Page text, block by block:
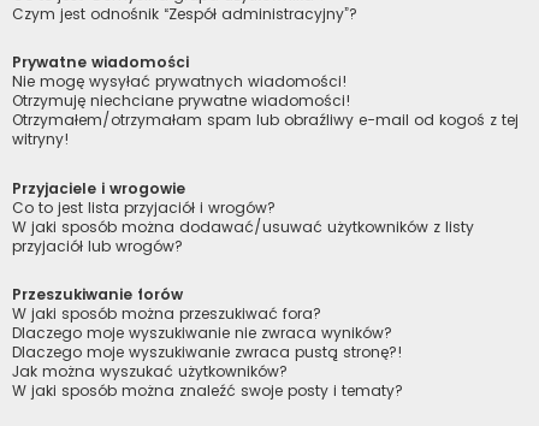
Czym jest odnośnik “Zespół administracyjny”?
Prywatne wiadomości
Nie mogę wysyłać prywatnych wiadomości!
Otrzymuję niechciane prywatne wiadomości!
Otrzymałem/otrzymałam spam lub obraźliwy e-mail od kogoś z tej
witryny!
Przyjaciele i wrogowie
Co to jest lista przyjaciół i wrogów?
W jaki sposób można dodawać/usuwać użytkowników z listy
przyjaciół lub wrogów?
Przeszukiwanie forów
W jaki sposób można przeszukiwać fora?
Dlaczego moje wyszukiwanie nie zwraca wyników?
Dlaczego moje wyszukiwanie zwraca pustą stronę?!
Jak można wyszukać użytkowników?
W jaki sposób można znaleźć swoje posty i tematy?